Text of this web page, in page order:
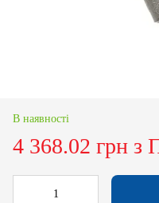
В наявності
4 368.02 грн з